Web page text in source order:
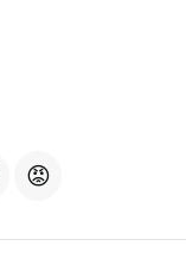
😡